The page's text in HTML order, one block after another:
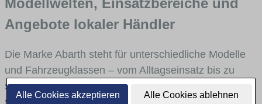
Alle Cookies akzeptieren Alle Cookies ablehnen
Angebote lokaler Händler
Die Marke Abarth steht für unterschiedliche Modelle
und Fahrzeugklassen – vom Alltagseinsatz bis zu
speziellen Anforderungen. Hier bekommst du einen
schnellen Überblick über die wichtigsten Modellreihen